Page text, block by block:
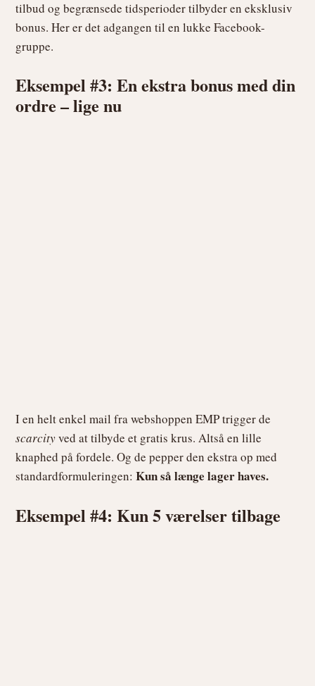
tilbud og begrænsede tidsperioder tilbyder en eksklusiv
bonus. Her er det adgangen til en lukke Facebook-
gruppe.
Eksempel #3: En ekstra bonus med din
ordre – lige nu
I en helt enkel mail fra webshoppen EMP trigger de
scarcityved at tilbyde et gratis krus. Altså en lille
knaphed på fordele. Og de pepper den ekstra op med
standardformuleringen:Kun så længe lager haves.
Eksempel #4: Kun 5 værelser tilbage